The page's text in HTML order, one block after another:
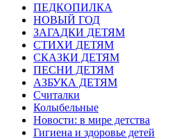
ПЕДКОПИЛКА
НОВЫЙ ГОД
ЗАГАДКИ ДЕТЯМ
СТИХИ ДЕТЯМ
СКАЗКИ ДЕТЯМ
ПЕСНИ ДЕТЯМ
АЗБУКА ДЕТЯМ
Считалки
Колыбельные
Новости: в мире детства
Гигиена и здоровье детей